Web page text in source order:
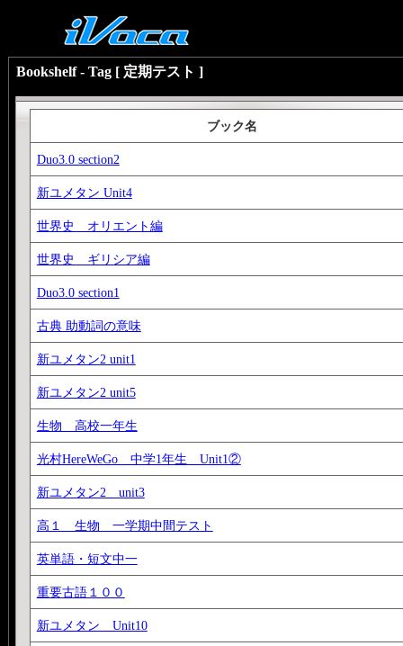
Bookshelf - Tag [ 定期テスト ]
ブック名
Duo3.0 section2
新ユメタン Unit4
世界史 オリエント編
世界史 ギリシア編
Duo3.0 section1
古典 助動詞の意味
新ユメタン2 unit1
新ユメタン2 unit5
生物 高校一年生
光村HereWeGo 中学1年生 Unit1②
新ユメタン2 unit3
高１ 生物 一学期中間テスト
英単語・短文中一
重要古語１００
新ユメタン Unit10